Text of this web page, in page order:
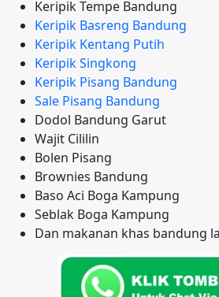
Keripik Tempe Bandung
Keripik Basreng Bandung
Keripik Kentang Putih
Keripik Singkong
Keripik Pisang Bandung
Sale Pisang Bandung
Dodol Bandung Garut
Wajit Cililin
Bolen Pisang
Brownies Bandung
Baso Aci Boga Kampung
Seblak Boga Kampung
Dan makanan khas bandung